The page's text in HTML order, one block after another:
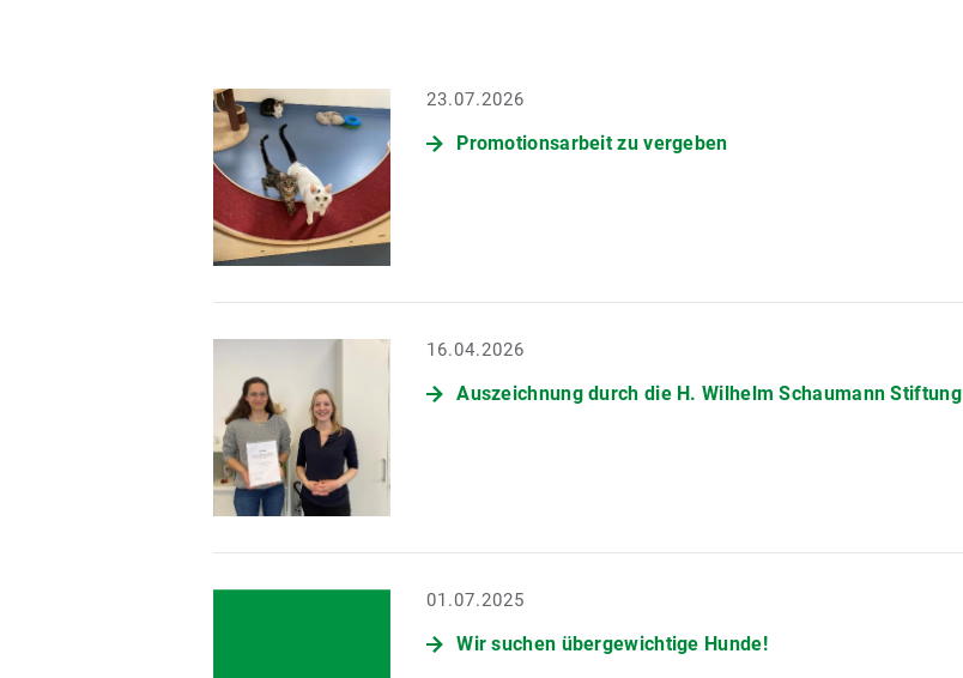
23.07.2026
Promotionsarbeit zu vergeben
16.04.2026
Auszeichnung durch die H. Wilhelm Schaumann Stiftung
01.07.2025
Wir suchen übergewichtige Hunde!